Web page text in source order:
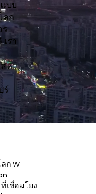
บบ
ลก
ร
รา
สห
ร์
ก W
ที่เชื่อมโยง